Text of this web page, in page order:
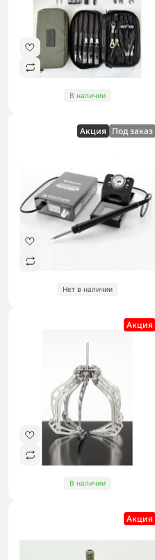
В наличии
Акция Под заказ
Нет в наличии
Акция
В наличии
Акция